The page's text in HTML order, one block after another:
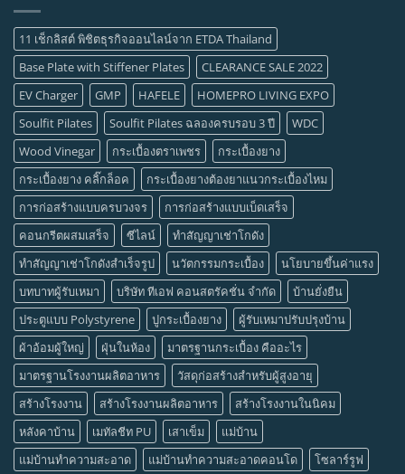
11 เช็กลิสต์ พิชิตธุรกิจออนไลน์จาก ETDA Thailand
Base Plate with Stiffener Plates
CLEARANCE SALE 2022
EV Charger
GMP HAFELE
HOMEPRO LIVING EXPO
Soulfit Pilates
Soulfit Pilates ฉลองครบรอบ 3 ปี
WDC
Wood Vinegar
กระเบื้องตราเพชร
กระเบื้องยาง
กระเบื้องยาง คลิ๊กล็อค
กระเบื้องยางต้องยาแนวกระเบื้องไหม
การก่อสร้างแบบครบวงจร
การก่อสร้างแบบเบ็ดเสร็จ
คอนกรีตผสมเสร็จ
ซีไลน์
ทำสัญญาเช่าโกดัง
ทำสัญญาเช่าโกดังสำเร็จรูป
นวัตกรรมกระเบื้อง
นโยบายขึ้นค่าแรง
บทบาทผู้รับเหมา
บริษัท ทีเอฟ คอนสตรัคชั่น จำกัด
บ้านยั่งยืน
ประตูแบบ Polystyrene
ปูกระเบื้องยาง
ผู้รับเหมาปรับปรุงบ้าน
ผ้าอ้อมผู้ใหญ่
ฝุ่นในห้อง
มาตรฐานกระเบื้อง คืออะไร
มาตรฐานโรงงานผลิตอาหาร
วัสดุก่อสร้างสำหรับผู้สูงอายุ
สร้างโรงงาน
สร้างโรงงานผลิตอาหาร
สร้างโรงงานในนิคม
หลังคาบ้าน
เมทัลชีท PU เสาเข็ม
แม่บ้าน
แม่บ้านทำความสะอาด
แม่บ้านทำความสะอาดคอนโด
โซลาร์รูฟ